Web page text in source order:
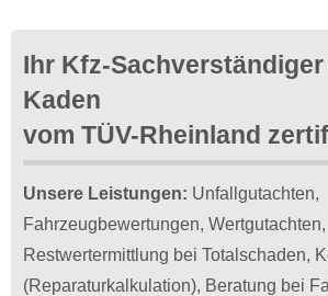
Ihr Kfz-
Kaden
vom TÜV-Rheinland
Unsere Leistungen: Unfallgutachten,
Fahrzeugbewertungen, Wertgutachten,
Restwertermittlung bei Totalschaden,
(Reparaturkalkulation), Beratung bei